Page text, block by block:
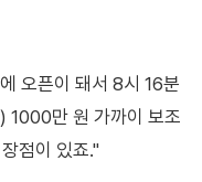
오픈이 돼서 8시 16분
1000만 원 가까이 보조
점이 있죠."